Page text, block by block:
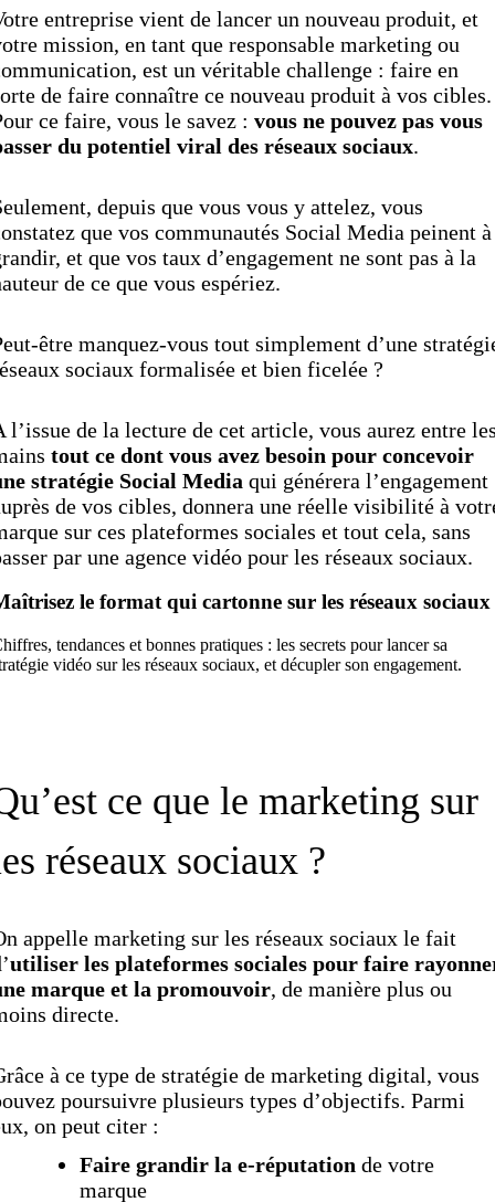
entreprise vient de lancer un nouveau produit, et
mission, en tant que responsable marketing ou
est un véritable challenge : faire en
de faire connaître ce nouveau produit à vos cibles.
ce faire, vous le savez : vous ne pouvez pas vous
du potentiel viral des réseaux sociaux.
depuis que vous vous y attelez, vous
que vos communautés Social Media peinent à
et que vos taux d’engagement ne sont pas à la
de ce que vous espériez.
être manquez-vous tout simplement d’une
sociaux formalisée et bien ficelée ?
l’issue de la lecture de cet article, vous aurez entre
tout ce dont vous avez besoin pour concevoir
stratégie Social Media qui générera l’engagement
de vos cibles, donnera une réelle visibilité à
sur ces plateformes sociales et tout cela, sans
par une agence vidéo pour les réseaux sociaux.
le format qui cartonne sur les réseaux sociaux
tendances et bonnes pratiques : les secrets pour lancer sa
vidéo sur les réseaux sociaux, et décupler son engagement.
ce que le marketing sur
réseaux sociaux ?
appelle marketing sur les réseaux sociaux le fait
utiliser les plateformes sociales pour faire
marque et la promouvoir, de manière plus ou
directe.
à ce type de stratégie de marketing digital, vous
poursuivre plusieurs types d’objectifs. Parmi
on peut citer :
Faire grandir la e-réputation de votre
marque